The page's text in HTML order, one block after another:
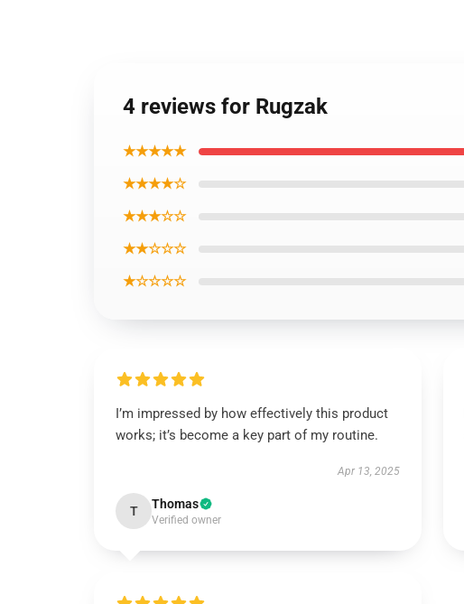
4 reviews for Rugzak
★★★★★
★★★★☆
★★★☆☆
★★☆☆☆
★☆☆☆☆
I’m impressed by how effectively this product
works; it’s become a key part of my routine.
Apr 13, 2025
T Thomas
Verified owner